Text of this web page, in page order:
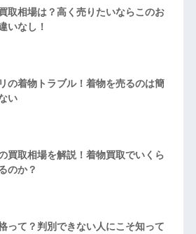
取相場は？高く売りたいならこのお
いなし！
の着物トラブル！着物を売るのは簡
い
買取相場を解説！着物買取でいくら
のか？
って？判別できない人にこそ知って